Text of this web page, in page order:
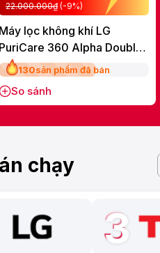
22.000.000₫ (-9%)
Máy lọc không khí LG
PuriCare 360 Alpha Double
130sản phẩm đã bán
So sánh
chạy
3